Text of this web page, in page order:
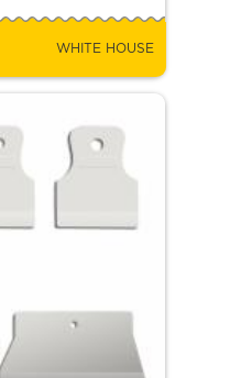
WHITE HOUSE